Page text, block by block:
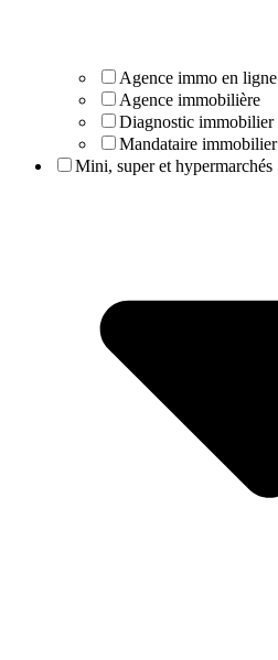
Agence immo en ligne
Agence immobilière
Diagnostic immobilier
Mandataire immobilier
Mini, super et hypermarchés